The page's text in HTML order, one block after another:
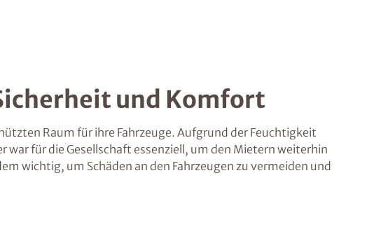
und Komfort
Raum für ihre Fahrzeuge. Aufgrund der Feuchtigkeit
war für die Gesellschaft essenziell, um den Mietern weiterhin
wichtig, um Schäden an den Fahrzeugen zu vermeiden und